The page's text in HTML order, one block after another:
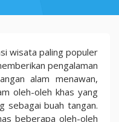
wisata paling populer
pengalaman
alam menawan,
oleh-oleh khas yang
sebagai buah tangan.
beberapa oleh-oleh